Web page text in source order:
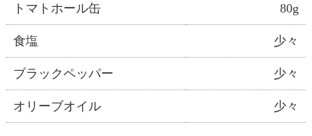
トマトホール缶 80g
食塩 少々
ブラックペッパー 少々
オリーブオイル 少々